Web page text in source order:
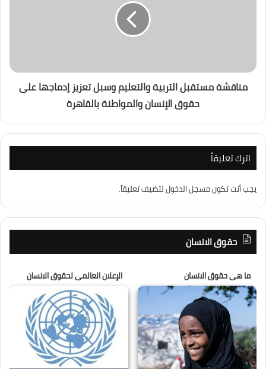
مناقشة مستقبل التربية والتعليم وسبل تعزيز إدماجها على
حقوق الإنسان والمواطنة بالقاهرة
اترك تعليقاً
يجب أنت تكونمسجل الدخوللتضيف تعليقاً.
حقوق الانسان
ما هى حقوق الانسان الإعلان العالمى لحقوق الانسان